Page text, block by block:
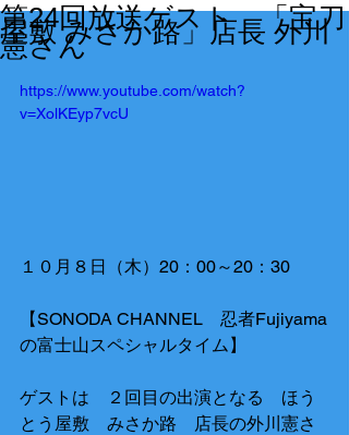
第24回放送ゲスト 「宝刀
屋敷 みさか路」店長 外川
憲さん
https://www.youtube.com/watch?
v=XolKEyp7vcU
１０月８日（木）20：00～20：30
【SONODA CHANNEL　忍者Fujiyama
の富士山スペシャルタイム】
ゲストは　２回目の出演となる　ほう
とう屋敷　みさか路　店長の外川憲さ